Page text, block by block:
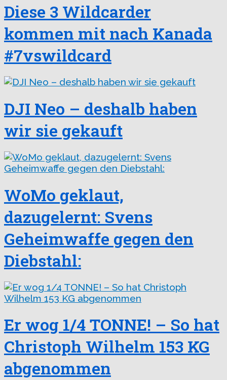
Diese 3 Wildcarder
kommen mit nach Kanada
#7vswildcard
DJI Neo – deshalb haben
wir sie gekauft
WoMo geklaut,
dazugelernt: Svens
Geheimwaffe gegen den
Diebstahl:
Er wog 1/4 TONNE! – So hat
Christoph Wilhelm 153 KG
abgenommen